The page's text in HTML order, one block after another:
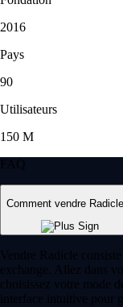
2016
Pays
90
Utilisateurs
150 M
FAQ
Comment vendre
Vendre Radicle
exchange. Allez dans
choisissez votre mode
interface intuitive pour